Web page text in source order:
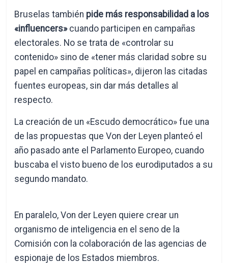
Bruselas también pide más responsabilidad a los
«influencers»cuando participen en campañas
electorales. No se trata de «controlar su
contenido» sino de «tener más claridad sobre su
papel en campañas políticas», dijeron las citadas
fuentes europeas, sin dar más detalles al
respecto.
La creación de un «Escudo democrático» fue una
de las propuestas que Von der Leyen planteó el
año pasado ante el Parlamento Europeo, cuando
buscaba el visto bueno de los eurodiputados a su
segundo mandato.
En paralelo, Von der Leyen quiere crear un
organismo de inteligencia en el seno de la
Comisión con la colaboración de las agencias de
espionaje de los Estados miembros.